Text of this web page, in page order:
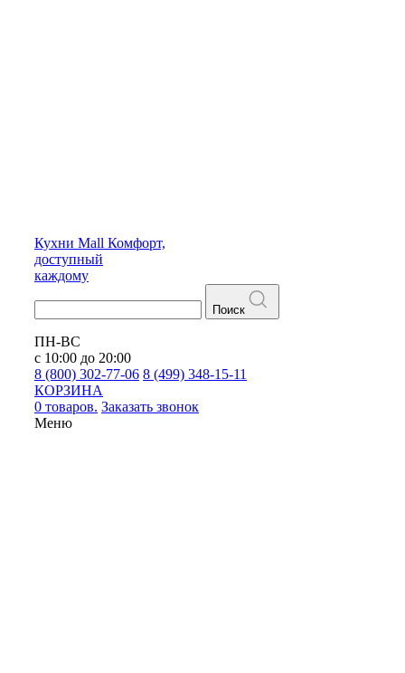
Кухни Mall Комфорт,
доступный
каждому
Поиск
ПН-ВС
с 10:00 до 20:00
8 (800) 302-77-06 8 (499) 348-15-11
КОРЗИНА
0 товаров. Заказать звонок
Меню